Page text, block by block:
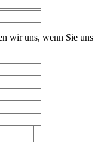
wir uns, wenn Sie uns